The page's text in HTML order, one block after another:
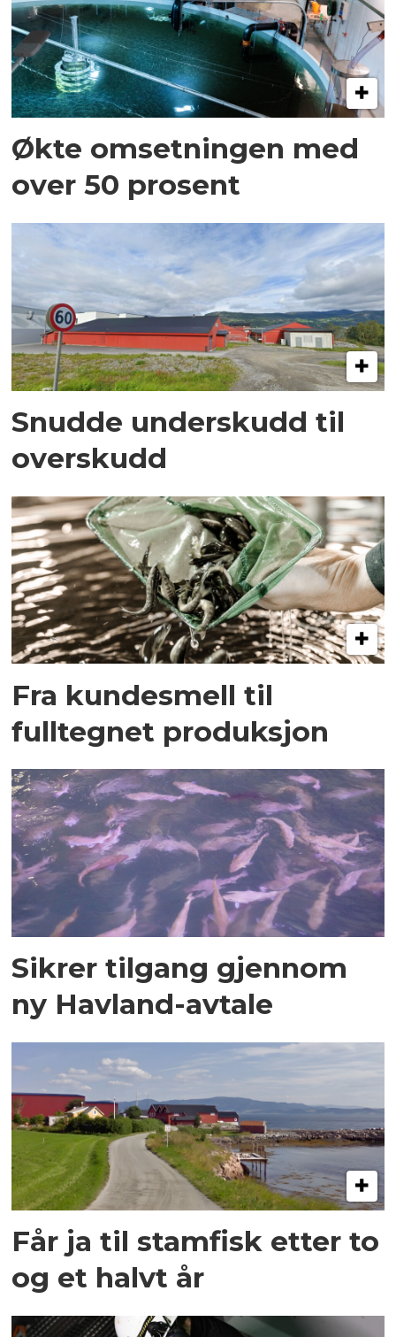
Økte omsetningen med
over 50 prosent
Snudde underskudd til
overskudd
Fra kundesmell til
fulltegnet produksjon
Sikrer tilgang gjennom
ny Havland-avtale
Får ja til stamfisk etter to
og et halvt år